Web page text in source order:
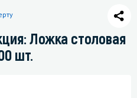
Ложка столовая
шт.